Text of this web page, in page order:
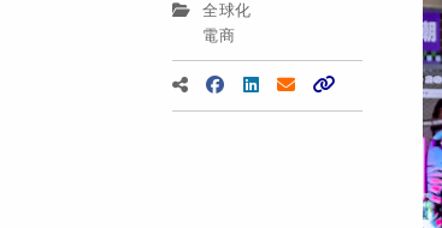
全球化
電商